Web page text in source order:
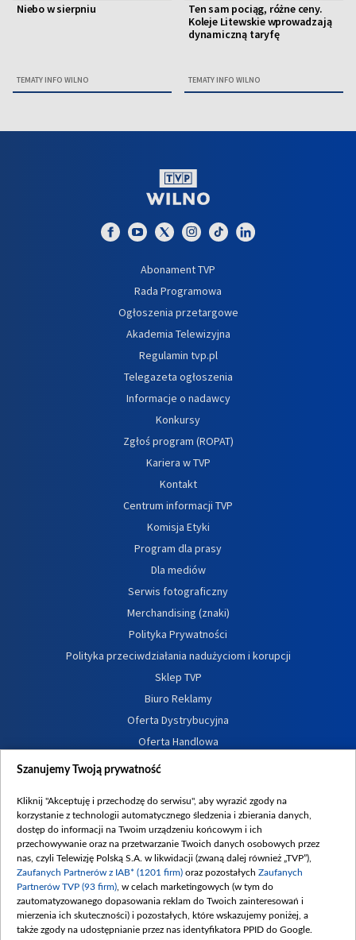
Niebo w sierpniu
TEMATY INFO WILNO
Ten sam pociąg, różne ceny.
Koleje Litewskie wprowadzają
dynamiczną taryfę
TEMATY INFO WILNO
Abonament TVP
Rada Programowa
Ogłoszenia przetargowe
Akademia Telewizyjna
Regulamin tvp.pl
Telegazeta ogłoszenia
Informacje o nadawcy
Konkursy
Zgłoś program (ROPAT)
Kariera w TVP
Kontakt
Centrum informacji TVP
Komisja Etyki
Program dla prasy
Dla mediów
Serwis fotograficzny
Merchandising (znaki)
Polityka Prywatności
Polityka przeciwdziałania nadużyciom i korupcji
Sklep TVP
Biuro Reklamy
Oferta Dystrybucyjna
Oferta Handlowa
Dostępność
Procedura zgłoszeń wewnętrznych
Szanujemy Twoją prywatność
Kliknij "Akceptuję i przechodzę do serwisu", aby wyrazić zgody na
korzystanie z technologii automatycznego śledzenia i zbierania danych,
dostęp do informacji na Twoim urządzeniu końcowym i ich
przechowywanie oraz na przetwarzanie Twoich danych osobowych przez
nas, czyli Telewizję Polską S.A. w likwidacji (zwaną dalej również „TVP”),
Zaufanych Partnerów z IAB* (1201 firm) oraz pozostałych Zaufanych
Partnerów TVP (93 firm) , w celach marketingowych (w tym do
zautomatyzowanego dopasowania reklam do Twoich zainteresowań i
mierzenia ich skuteczności) i pozostałych, które wskazujemy poniżej, a
także zgody na udostępnianie przez nas identyfikatora PPID do Google.